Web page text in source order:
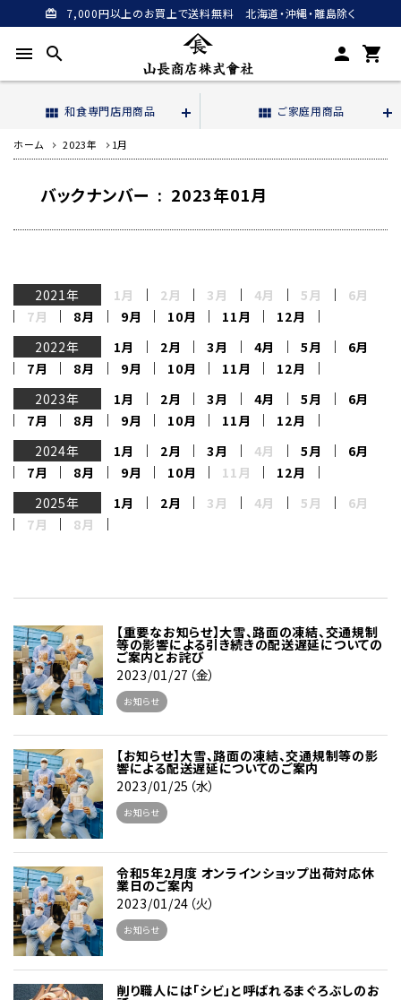
card_giftcard 7,000円以上のお買上で送料無料 北海道・沖縄・離島除く
menu search person shopping_cart
view_module 和食専門店用商品 view_module ご家庭用商品
ホーム 2023年 1月
バックナンバー : 2023年01月
2021年 1月 2月 3月 4月 5月
6月
7月
8月 9月 10月 11月
12月
2022年
1月 2月 3月 4月 5月
6月
7月
8月 9月 10月 11月
12月
2023年
1月 2月 3月 4月 5月
6月
7月
8月 9月 10月 11月
12月
2024年
1月 2月 3月 4月 5月
6月
7月
8月 9月 10月 11月
12月
2025年
1月 2月 3月 4月 5月
6月
7月
8月
【重要なお知らせ】大雪、路面の凍結、交通規制
等の影響による引き続きの配送遅延についての
ご案内とお詫び
2023/01/27（金）
お知らせ
【お知らせ】大雪、路面の凍結、交通規制等の影
響による配送遅延についてのご案内
2023/01/25（水）
お知らせ
令和5年2月度 オンラインショップ出荷対応休
業日のご案内
2023/01/24（火）
お知らせ
削り職人には「シビ」と呼ばれるまぐろぶしのお